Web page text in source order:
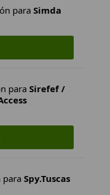
para Simda
paraSirefef /
paraSpy.Tuscas